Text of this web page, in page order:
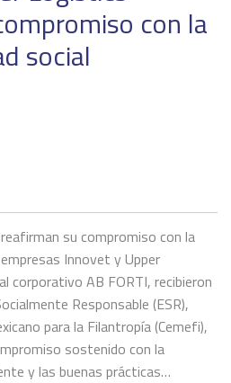
con la
social
su compromiso con la
Innovet y Upper
corporativo AB FORTI, recibieron
Responsable (ESR),
para la Filantropía (Cemefi),
sostenido con la
y las buenas prácticas…